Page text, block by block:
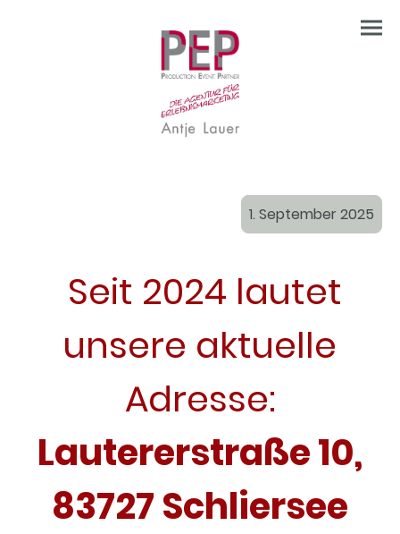
1. September 2025
Seit 2024 lautet
unsere aktuelle
Adresse:
Lautererstraße 10,
83727 Schliersee